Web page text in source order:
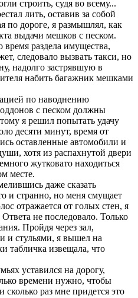
строить, судя во всему...
лить, оставив за собой
дороге, я размышлял, как
выдачи мешков с песком.
раздела имущества,
следовало вызвать такси, но
надолго застрявшую в
набить багажник мешками
по наводнению
с песком должны
я решил попытать удачу
десяти минут, время от
оставленные автомобили и
хотя из распахнутой двери
жутковато находиться
месте.
даже сказать
и странно, но меня смущает
отражается от голых стен, я
не последовало. Только
Пройдя через зал,
и стульями, я вышел на
табличка извещала, что
уставился на дорогу,
времени нужно, чтобы
раз мне придется это